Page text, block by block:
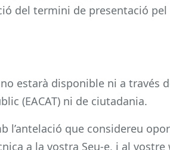
del termini de presentació
no estarà disponible ni a través
(EACAT) ni de ciutadania.
l’antelació que considereu
a la vostra Seu-e, i al